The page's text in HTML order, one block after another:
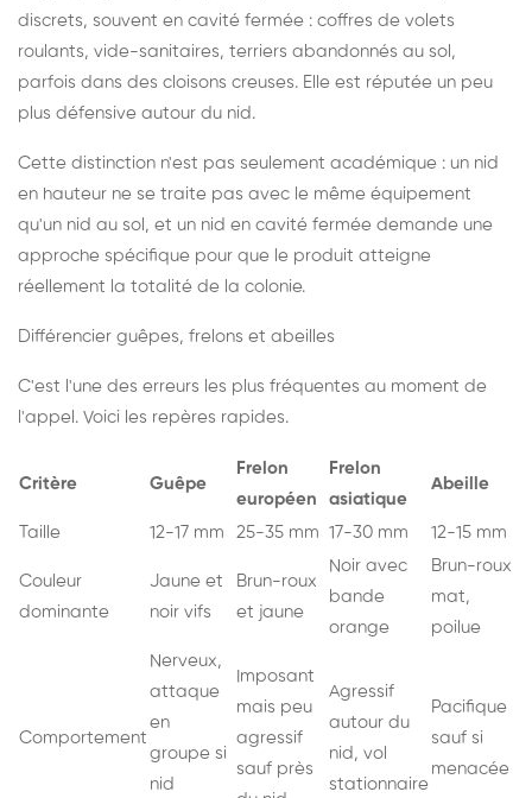
discrets, souvent en cavité fermée : coffres de volets
roulants, vide-sanitaires, terriers abandonnés au sol,
parfois dans des cloisons creuses. Elle est réputée un peu
plus défensive autour du nid.
Cette distinction n'est pas seulement académique : un nid
en hauteur ne se traite pas avec le même équipement
qu'un nid au sol, et un nid en cavité fermée demande une
approche spécifique pour que le produit atteigne
réellement la totalité de la colonie.
Différencier guêpes, frelons et abeilles
C'est l'une des erreurs les plus fréquentes au moment de
l'appel. Voici les repères rapides.
Critère Guêpe
Frelon
européen
Frelon
asiatique
Abeille
Taille 12-17 mm 25-35 mm 17-30 mm 12-15 mm
Couleur
dominante
Jaune et
noir vifs
Brun-roux
et jaune
Noir avec
bande
orange
Brun-roux
mat,
poilue
Comportement
Nerveux,
attaque
en
groupe si
nid
Imposant
mais peu
agressif
sauf près
Agressif
autour du
nid, vol
stationnaire
Pacifique
sauf si
menacée